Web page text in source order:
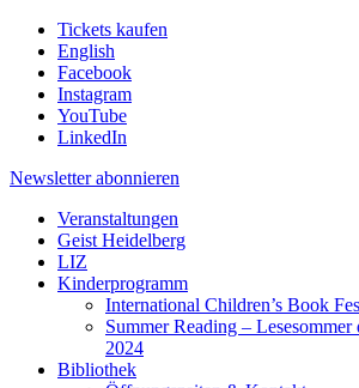
Tickets kaufen
English
Facebook
Instagram
YouTube
LinkedIn
Newsletter abonnieren
Veranstaltungen
Geist Heidelberg
LIZ
Kinderprogramm
International Children’s Book
Summer Reading –
2024
Bibliothek